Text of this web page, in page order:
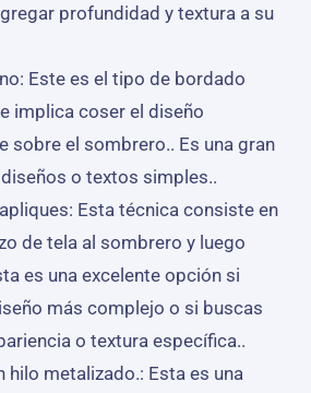
profundidad y textura a su
Este es el tipo de bordado
implica coser el diseño
sobre el sombrero.. Es una gran
o textos simples..
Esta técnica consiste en
de tela al sombrero y luego
es una excelente opción si
más complejo o si buscas
o textura específica..
hilo metalizado.: Esta es una